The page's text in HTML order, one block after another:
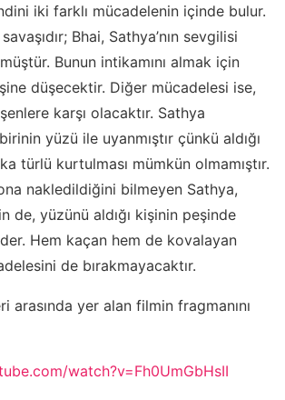
iki farklı mücadelenin içinde bulur.
Bhai, Sathya’nın sevgilisi
Bunun intikamını almak için
düşecektir. Diğer mücadelesi ise,
karşı olacaktır. Sathya
yüzü ile uyanmıştır çünkü aldığı
türlü kurtulması mümkün olmamıştır.
nakledildiğini bilmeyen Sathya,
de, yüzünü aldığı kişinin peşinde
Hem kaçan hem de kovalayan
de bırakmayacaktır.
arasında yer alan filmin fragmanını
watch?v=Fh0UmGbHsII